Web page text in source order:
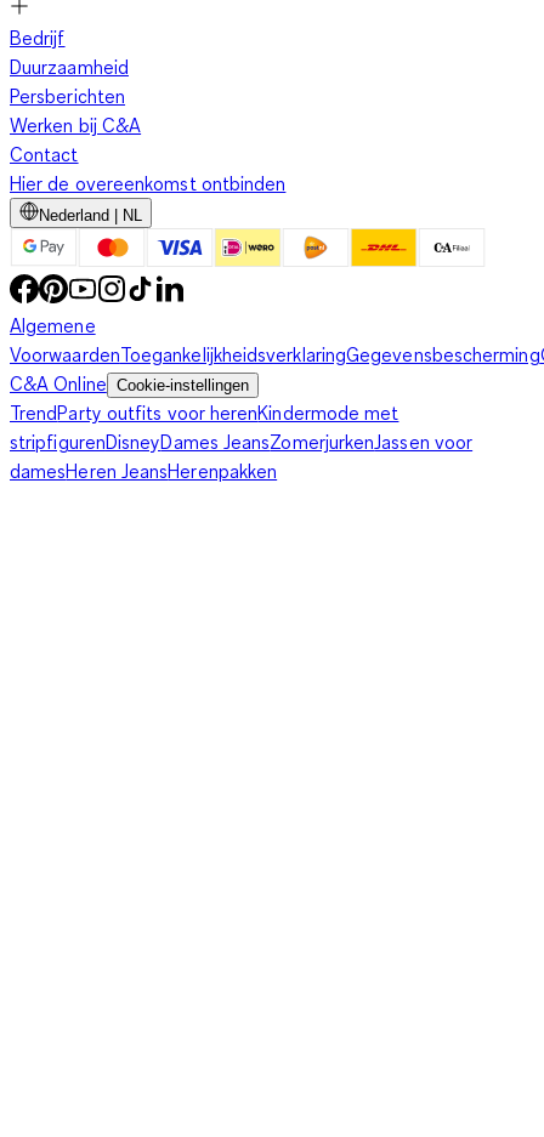
Bedrijf
Duurzaamheid
Persberichten
Werken bij C&A
Contact
Hier de overeenkomst ontbinden
Nederland | NL
Algemene
VoorwaardenToegankelijkheidsverklaringGegevensbescherming
C&A Online Cookie-instellingen
TrendParty outfits voor herenKindermode met
stripfigurenDisneyDames JeansZomerjurkenJassen voor
damesHeren JeansHerenpakken